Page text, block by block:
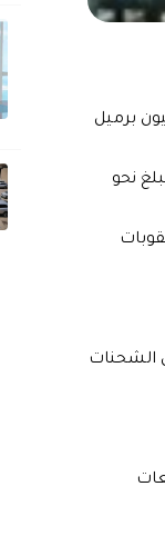
ان بلاده تعتزم زيادة مبيعاتها من النفط الى مستوى قياسي سابق على الحرب يزيد على 2.30 مليون برميل
أن تبلغ نحو
الشحنات
مبيعات